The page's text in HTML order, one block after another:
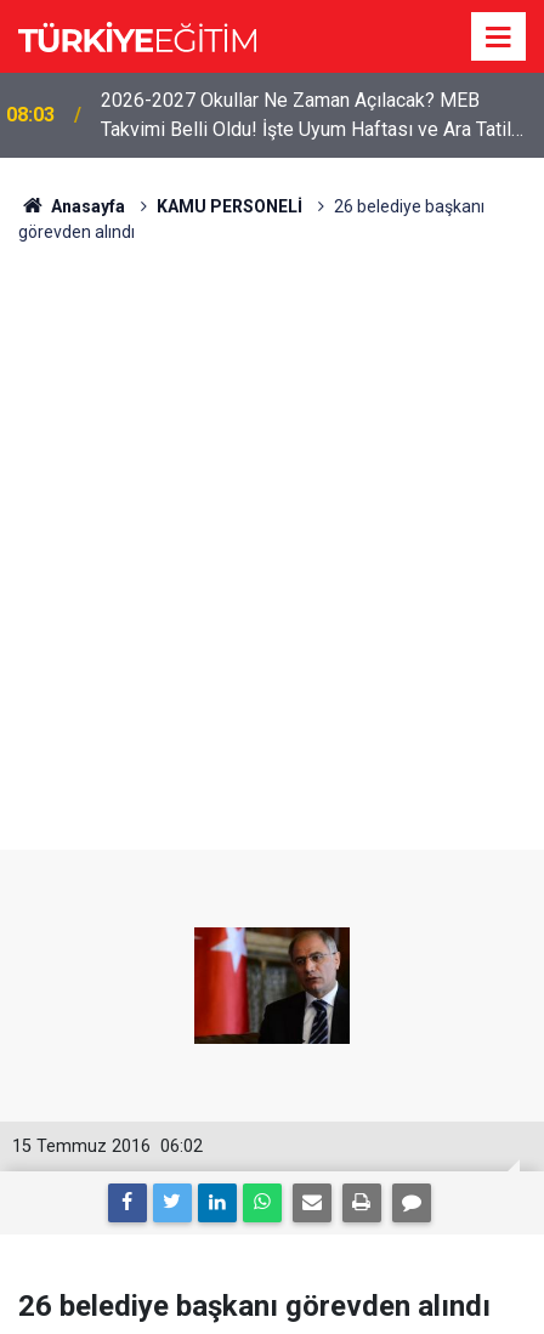
08:03
2026-2027 Okullar Ne Zaman Açılacak? MEB
Takvimi Belli Oldu! İşte Uyum Haftası ve Ara Tatil
Tarihleri
Anasayfa KAMU PERSONELİ
26 belediye başkanı
görevden alındı
06:02
15 Temmuz 2016
26 belediye başkanı görevden alındı